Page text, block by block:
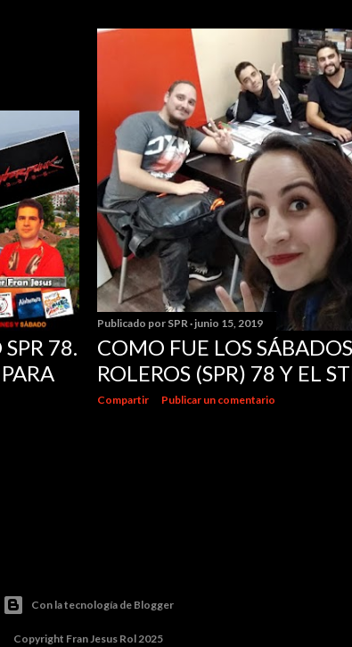
Publicado por SPR junio 15, 2019
COMO FUE LOS
ROLEROS (SPR) 78 Y EL
Compartir Publicar un comentario
78.
Con la tecnología de Blogger
Copyright Fran Jesus Rol 2025